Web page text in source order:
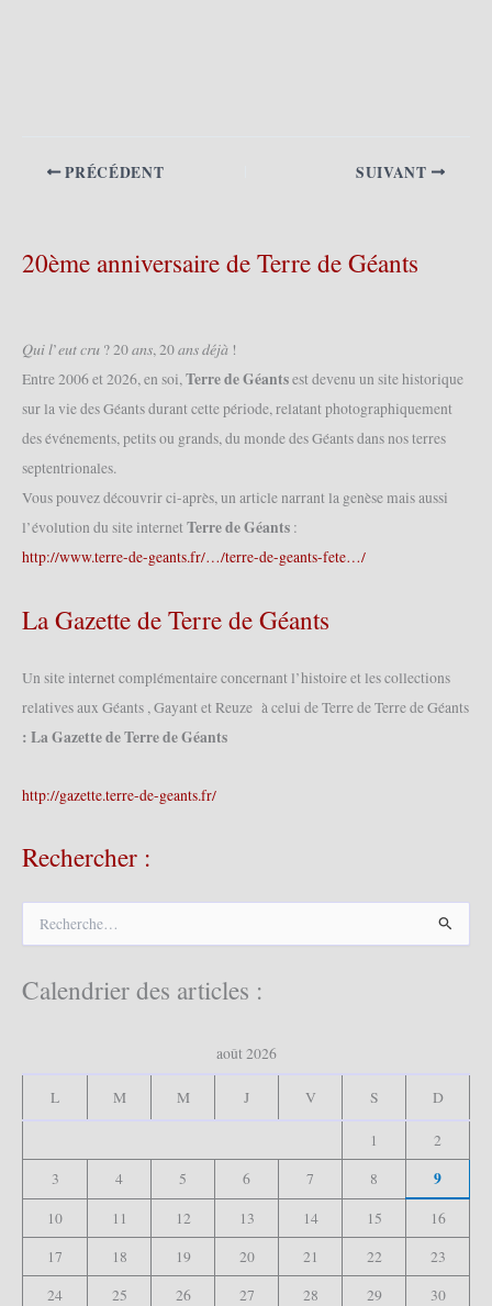
PRÉCÉDENT SUIVANT
20ème anniversaire de Terre de Géants
𝑄𝑢𝑖 𝑙’𝑒𝑢𝑡 𝑐𝑟𝑢 ? 20 𝑎𝑛𝑠, 20 𝑎𝑛𝑠 𝑑𝑒́𝑗𝑎̀ !
Entre 2006 et 2026, en soi,Terre de Géantsest devenu un site historique
sur la vie des Géants durant cette période, relatant photographiquement
des événements, petits ou grands, du monde des Géants dans nos terres
septentrionales.
Vous pouvez découvrir ci-après, un article narrant la genèse mais aussi
l’évolution du site internet Terre de Géants :
http://www.terre-de-geants.fr/…/terre-de-geants-fete…/
La Gazette de Terre de Géants
Un site internet complémentaire concernant l’histoire et les collections
relatives aux Géants , Gayant et Reuze à celui de Terre de Terre de Géants
: La Gazette de Terre de Géants
http://gazette.terre-de-geants.fr/
Rechercher :
e
Calendrier des articles :
août 2026
L M M J V S D
1
2
3
4 5 6 7 8 9
10 11 12 13 14 15
16
17
18 19 20 21 22
23
24
25 26 27 28 29
30